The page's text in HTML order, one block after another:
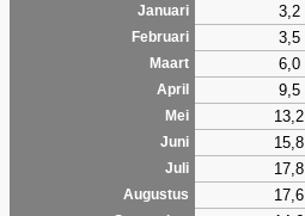
Januari
3,2
Februari 3,5
Maart
6,0
April
9,5
Mei
13,2
Juni
15,8
Juli
17,8
Augustus
17,6